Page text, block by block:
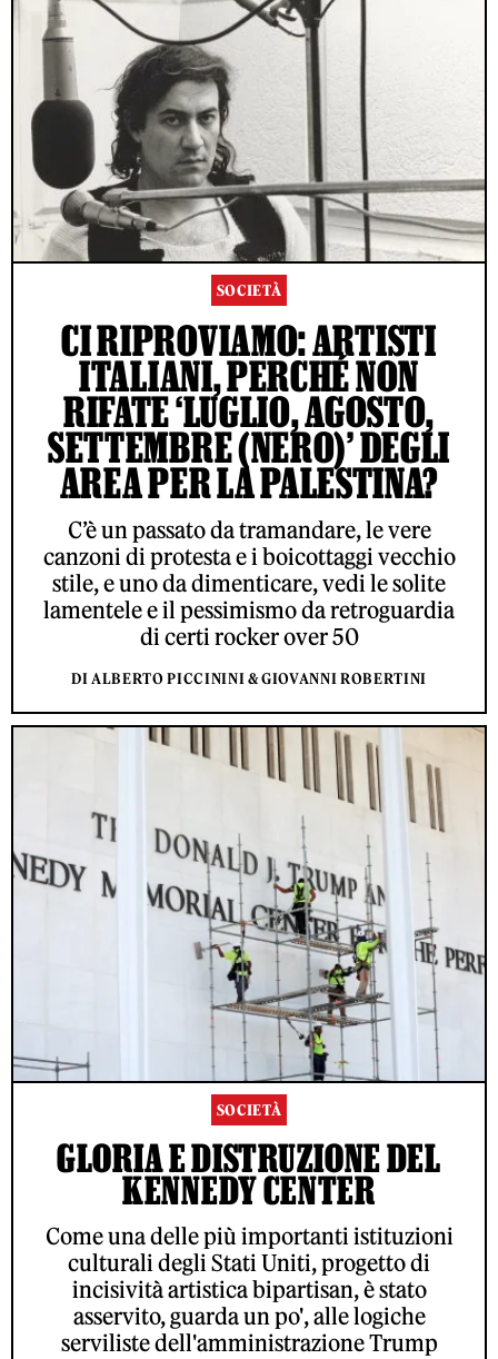
SOCIETÀ
CI RIPROVIAMO: ARTISTI
ITALIANI, PERCHÉ NON
RIFATE ‘LUGLIO, AGOSTO,
SETTEMBRE (NERO)’ DEGLI
AREA PER LA PALESTINA?
C’è un passato da tramandare, le vere
canzoni di protesta e i boicottaggi vecchio
stile, e uno da dimenticare, vedi le solite
lamentele e il pessimismo da retroguardia
di certi rocker over 50
DI ALBERTO PICCININI & GIOVANNI ROBERTINI
SOCIETÀ
GLORIA E DISTRUZIONE DEL
KENNEDY CENTER
Come una delle più importanti istituzioni
culturali degli Stati Uniti, progetto di
incisività artistica bipartisan, è stato
asservito, guarda un po', alle logiche
serviliste dell'amministrazione Trump